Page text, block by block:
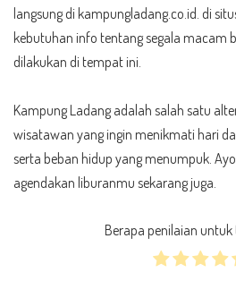
langsung di kampungladang.co.id. di
kebutuhan info tentang segala macam
dilakukan di tempat ini.
Kampung Ladang adalah salah satu
wisatawan yang ingin menikmati hari
serta beban hidup yang menumpuk.
agendakan liburanmu sekarang juga.
Berapa penilaian